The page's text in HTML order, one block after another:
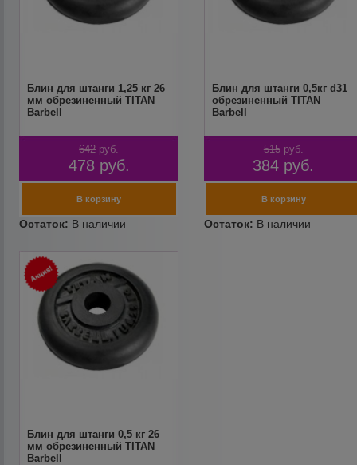
Блин для штанги 1,25 кг 26
мм обрезиненный TITAN
Barbell
642 руб.
478 руб.
Блин для штанги 0,5кг d31
обрезиненный TITAN
Barbell
515 руб.
384 руб.
Блин для штанги 0,5 кг 26
мм обрезиненный TITAN
Barbell